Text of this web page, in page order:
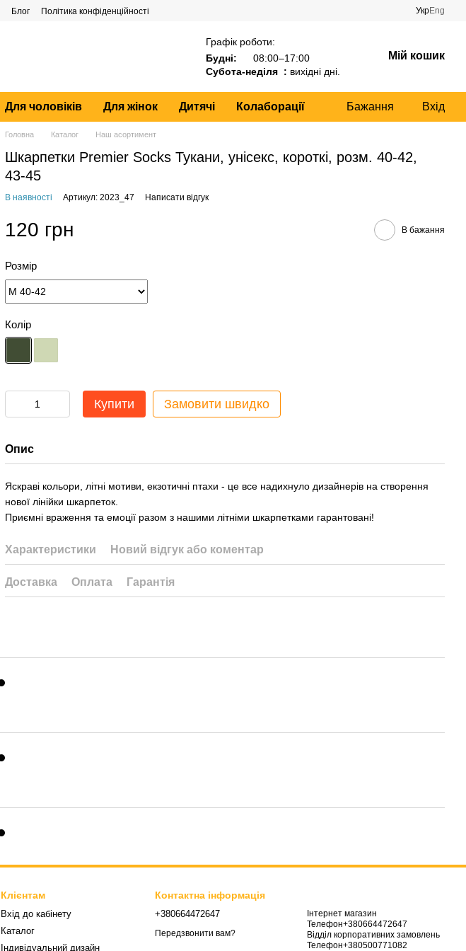
Блог Політика конфіденційності УкрEng
Графік роботи:
Будні:
08:00–17:00
Субота-неділя : вихідні дні.
Мій кошик
Для чоловіків Для жінок Дитячі Колаборації Бажання Вхід
Головна Каталог Наш асортимент
Шкарпетки Premier Socks Тукани, унісекс, короткі, розм. 40-42,
43-45
В наявності Артикул: 2023_47 Написати відгук
120 грн В бажання
Розмір
Колір
Купити Замовити швидко
Опис
Яскраві кольори, літні мотиви, екзотичні птахи - це все надихнуло дизайнерів на створення
нової лінійки шкарпеток.
Приємні враження та емоції разом з нашими літніми шкарпетками гарантовані!
Характеристики Новий відгук або коментар
Доставка Оплата Гарантія
Клієнтам
Вхід до кабінету
Каталог
Індивідуальний дизайн
Контактна інформація
+380664472647
Передзвонити вам?
Інтернет магазин
Телефон+380664472647
Відділ корпоративних замовлень
Телефон+380500771082